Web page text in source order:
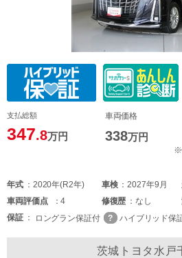
支払総額
347.8万円
車両価格
338万円
※
年式 2020年(R2年) 車検 2027年9月
車両評価点 4 修復歴 なし
保証
ロングラン保証付 ハイブリッド保
茨城トヨタ水戸